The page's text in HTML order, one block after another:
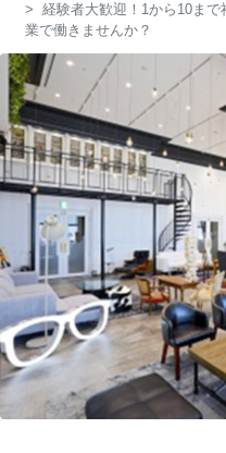
経験者大歓迎！1から10ま
業で働きませんか？